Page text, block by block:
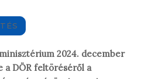
2024. december
a DÖR feltöréséről a